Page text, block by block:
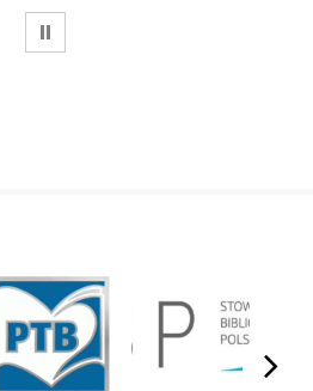
WSTRZYMAJ
next